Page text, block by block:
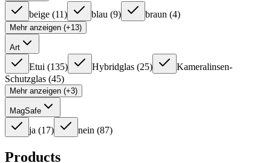
beige (11) blau (9) braun (4)
Mehr anzeigen (+13)
Art
Etui (135) Hybridglas (25)
Kameralinsen-
Schutzglas (45)
Mehr anzeigen (+3)
MagSafe
ja (17) nein (87)
Products